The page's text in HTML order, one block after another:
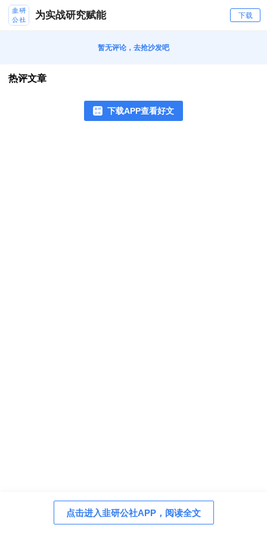
为实战研究赋能 下载
暂无评论，去抢沙发吧
热评文章
下载APP查看好文
点击进入韭研公社APP，阅读全文